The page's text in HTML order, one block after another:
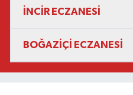
İNCİR ECZANESİ
BOĞAZİÇİ ECZANESİ